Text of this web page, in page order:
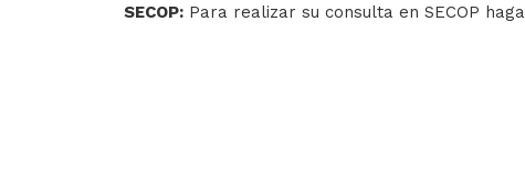
SECOP: Para realizar su consulta en SECOP haga